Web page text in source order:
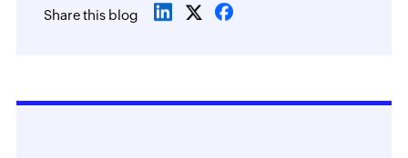
Share this blog